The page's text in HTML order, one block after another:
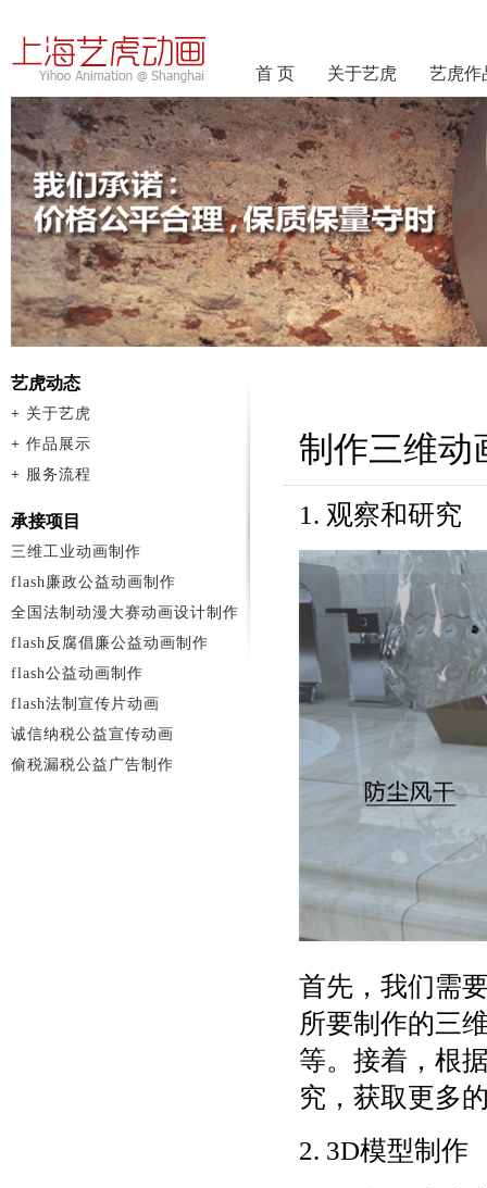
首 页 关于艺虎 艺虎作
制作三维动
1. 观察和研究
首先，我们需
所要制作的三
等。接着，根
究，获取更多
2. 3D模型制作
艺虎动态
+ 关于艺虎
+ 作品展示
+ 服务流程
承接项目
三维工业动画制作
flash廉政公益动画制作
全国法制动漫大赛动画设计制作
flash反腐倡廉公益动画制作
flash公益动画制作
flash法制宣传片动画
诚信纳税公益宣传动画
偷税漏税公益广告制作